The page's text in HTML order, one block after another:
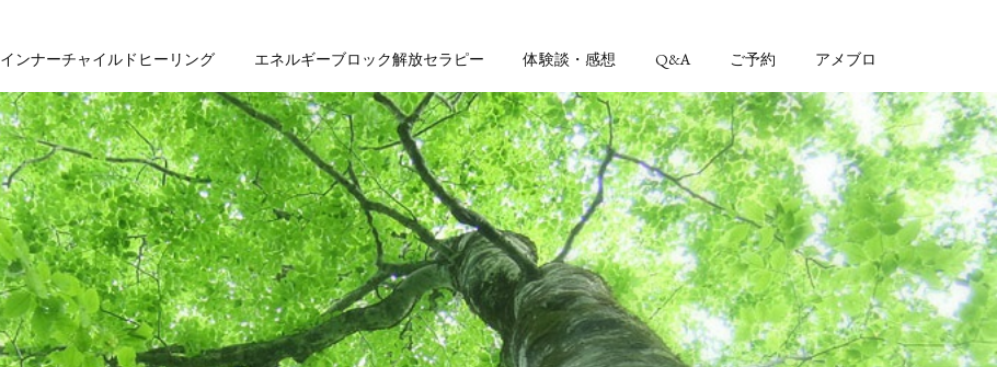
インナーチャイルドヒーリング エネルギーブロック解放セラピー 体験談・感想 Q&A ご予約 アメブロ